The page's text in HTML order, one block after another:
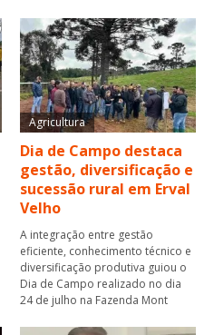
Agricultura
Dia de Campo destaca
gestão, diversificação e
sucessão rural em Erval
Velho
A integração entre gestão
eficiente, conhecimento técnico e
diversificação produtiva guiou o
Dia de Campo realizado no dia
24 de julho na Fazenda Mont